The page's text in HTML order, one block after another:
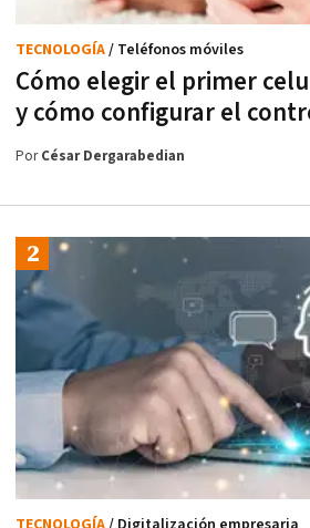
Cómo elegir el primer
y cómo configurar el
TECNOLOGÍA/ Teléfonos móviles
PorCésar Dergarabedian